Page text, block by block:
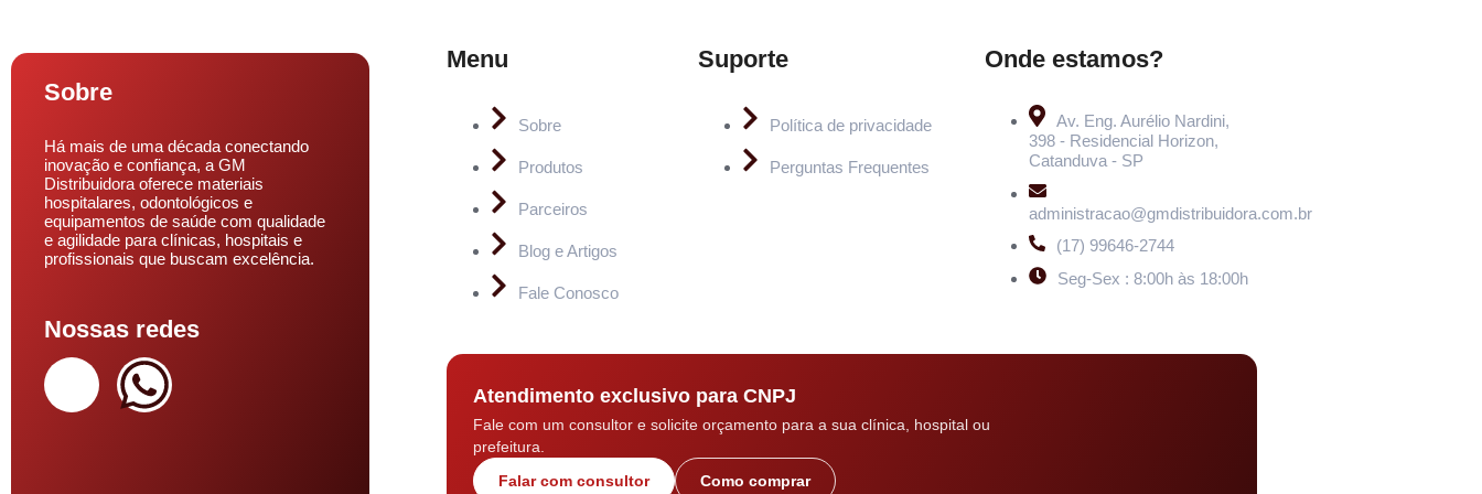
Sobre
Há mais de uma década conectando
inovação e confiança, a GM
Distribuidora oferece materiais
hospitalares, odontológicos e
equipamentos de saúde com qualidade
e agilidade para clínicas, hospitais e
profissionais que buscam excelência.
Nossas redes
Menu
Sobre
Produtos
Parceiros
Blog e Artigos
Fale Conosco
Suporte
Política de privacidade
Perguntas Frequentes
Onde estamos?
Av. Eng. Aurélio Nardini,
398 - Residencial Horizon,
Catanduva - SP
administracao@gmdistribuidora.com.br
(17) 99646-2744
Seg-Sex : 8:00h às 18:00h
Atendimento exclusivo para CNPJ
Fale com um consultor e solicite orçamento para a sua clínica, hospital ou
prefeitura.
Falar com consultor
Como comprar